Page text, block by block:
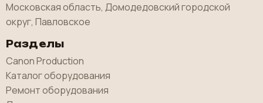
Московская область, Домодедовский городской
округ, Павловское
Разделы
Canon Production
Каталог оборудования
Ремонт оборудования